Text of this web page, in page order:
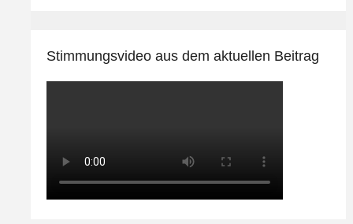
Stimmungsvideo aus dem aktuellen Beitrag